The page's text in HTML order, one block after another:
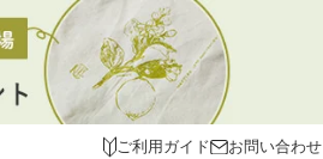
ご利用ガイド お問い合わせ